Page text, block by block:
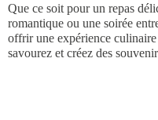
Que ce soit pour un repas
romantique ou une soirée
offrir une expérience
savourez et créez des